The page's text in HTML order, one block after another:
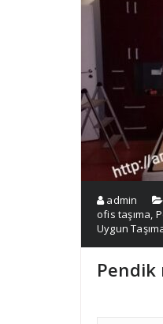
admin
ofis taşıma,
Uygun